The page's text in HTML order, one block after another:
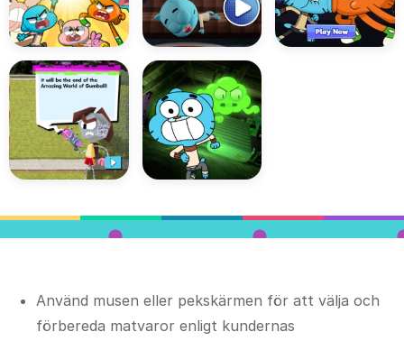
Använd musen eller pekskärmen för att välja och
förbereda matvaror enligt kundernas